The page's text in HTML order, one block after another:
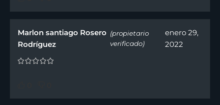
Marlon santiago Rosero
Rodríguez
(propietario
verificado)
enero 29,
2022